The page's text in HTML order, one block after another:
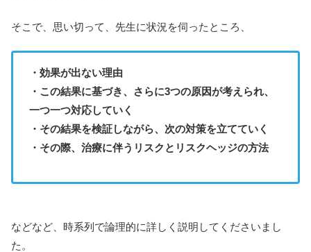
そこで、思い切って、先生に状況を伺ったところ、
・効果が出ない理由
・この結果に基づき、さらに3つの原因が考えられ、
一つ一つ対応していく
・その結果を検証しながら、次の対策を立てていく
・その際、治療に伴うリスクとリスクヘッジの方法
などなど、時系列で論理的に詳しく説明してくださいまし
た。